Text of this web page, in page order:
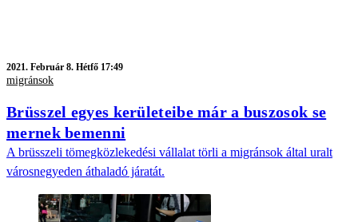
2021. Február 8. Hétfő 17:49
migránsok
Brüsszel egyes kerületeibe már a buszosok se
mernek bemenni
A brüsszeli tömegközlekedési vállalat törli a migránsok által uralt
városnegyeden áthaladó járatát.